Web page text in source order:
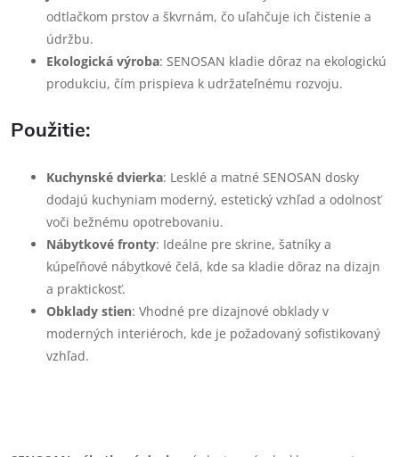
odtlačkom prstov a škvrnám, čo uľahčuje ich čistenie a
údržbu.
Ekologická výroba: SENOSAN kladie dôraz na ekologickú
produkciu, čím prispieva k udržateľnému rozvoju.
Použitie:
Kuchynské dvierka: Lesklé a matné SENOSAN dosky
dodajú kuchyniam moderný, estetický vzhľad a odolnosť
voči bežnému opotrebovaniu.
Nábytkové fronty: Ideálne pre skrine, šatníky a
kúpeľňové nábytkové čelá, kde sa kladie dôraz na dizajn
a praktickosť.
Obklady stien: Vhodné pre dizajnové obklady v
moderných interiéroch, kde je požadovaný sofistikovaný
vzhľad.